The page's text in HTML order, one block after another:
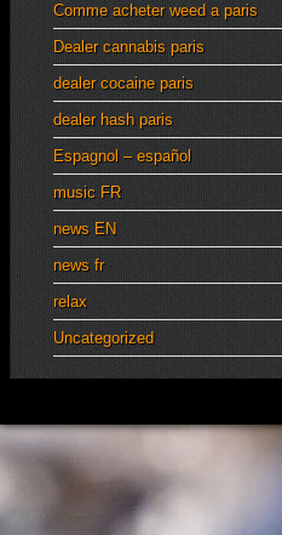
Comme acheter weed a paris
Dealer cannabis paris
dealer cocaine paris
dealer hash paris
Espagnol – español
music FR
news EN
news fr
relax
Uncategorized